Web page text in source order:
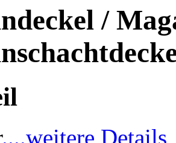
/
....weitere Details